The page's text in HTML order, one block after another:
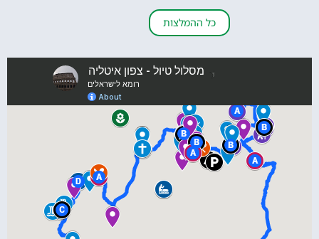
כל ההמלצות